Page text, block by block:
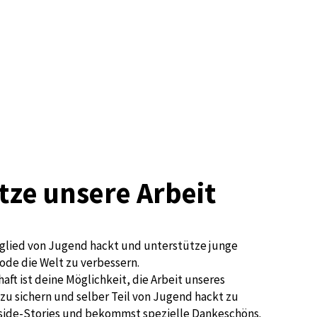
unsere Arbeit
von Jugend hackt und unterstütze junge
die Welt zu verbessern.
ist deine Möglichkeit, die Arbeit unseres
sichern und selber Teil von Jugend hackt zu
Stories und bekommst spezielle Dankeschöns.